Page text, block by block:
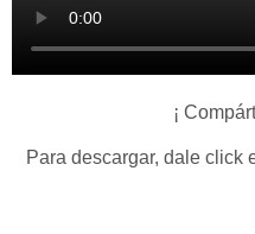
¡
Para descargar, dale click